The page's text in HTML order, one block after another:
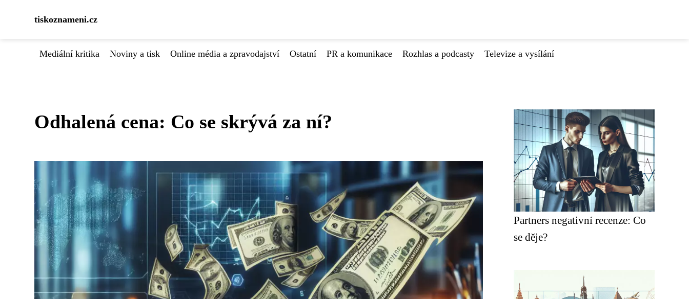
tiskoznameni.cz
Mediální kritika Noviny a tisk Online média a zpravodajství Ostatní PR a komunikace Rozhlas a podcasty Televize a vysílání
Odhalená cena: Co se skrývá za ní?
Partners negativní recenze: Co
se děje?